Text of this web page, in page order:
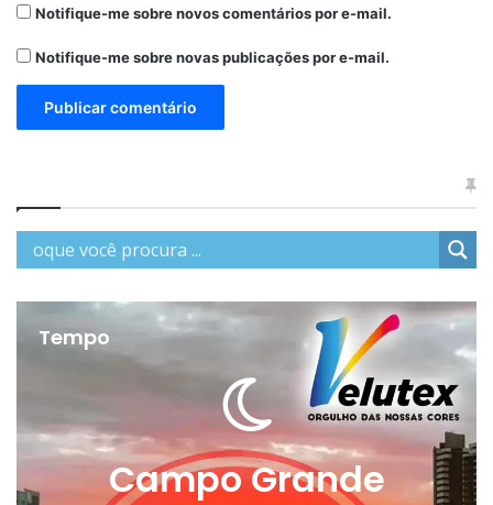
Notifique-me sobre novos comentários por e-mail.
Notifique-me sobre novas publicações por e-mail.
Tempo
Campo Grande